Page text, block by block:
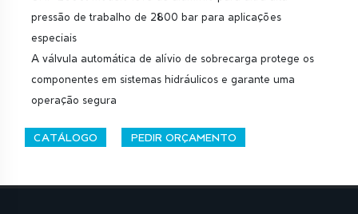
pressão de trabalho de 2800 bar para aplicações
especiais
A válvula automática de alívio de sobrecarga protege os
componentes em sistemas hidráulicos e garante uma
operação segura
CATÁLOGO PEDIR ORÇAMENTO